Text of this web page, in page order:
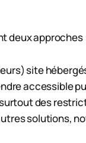
deux approches
site
accessible
des
solutions,